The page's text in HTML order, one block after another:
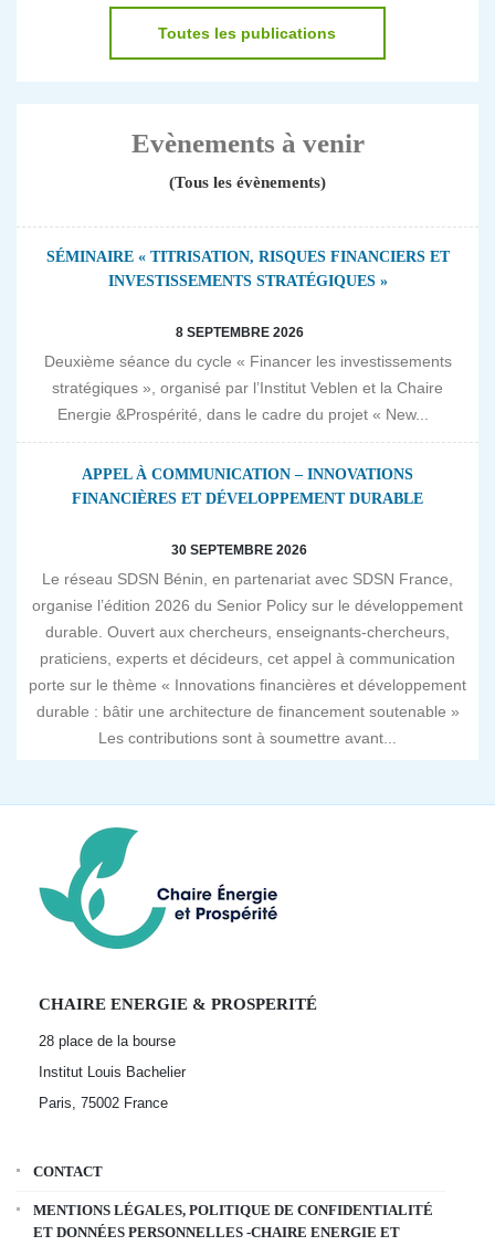
Toutes les publications
Evènements à venir
(Tous les évènements)
SÉMINAIRE « TITRISATION, RISQUES FINANCIERS ET
INVESTISSEMENTS STRATÉGIQUES »
8 SEPTEMBRE 2026
Deuxième séance du cycle « Financer les investissements
stratégiques », organisé par l’Institut Veblen et la Chaire
Energie &Prospérité, dans le cadre du projet « New...
APPEL À COMMUNICATION – INNOVATIONS
FINANCIÈRES ET DÉVELOPPEMENT DURABLE
30 SEPTEMBRE 2026
Le réseau SDSN Bénin, en partenariat avec SDSN France,
organise l’édition 2026 du Senior Policy sur le développement
durable. Ouvert aux chercheurs, enseignants-chercheurs,
praticiens, experts et décideurs, cet appel à communication
porte sur le thème « Innovations financières et développement
durable : bâtir une architecture de financement soutenable »
Les contributions sont à soumettre avant...
CHAIRE ENERGIE & PROSPERITÉ
28 place de la bourse
Institut Louis Bachelier
Paris, 75002 France
CONTACT
MENTIONS LÉGALES, POLITIQUE DE CONFIDENTIALITÉ
ET DONNÉES PERSONNELLES -CHAIRE ENERGIE ET